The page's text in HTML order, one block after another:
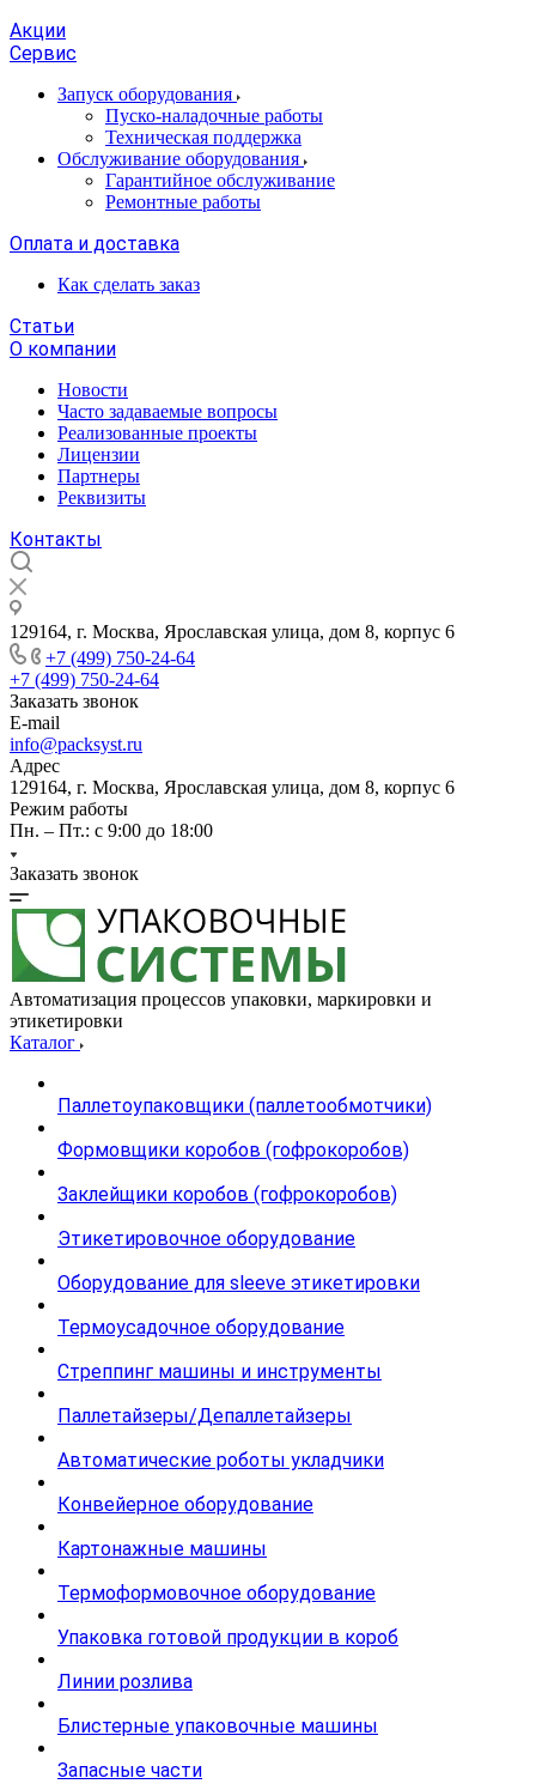
Акции
Сервис
Запуск оборудования
Пуско-наладочные работы
Техническая поддержка
Обслуживание оборудования
Гарантийное обслуживание
Ремонтные работы
Оплата и доставка
Как сделать заказ
Статьи
О компании
Новости
Часто задаваемые вопросы
Реализованные проекты
Лицензии
Партнеры
Реквизиты
Контакты
129164, г. Москва, Ярославская улица, дом 8, корпус 6
+7 (499) 750-24-64
+7 (499) 750-24-64
Заказать звонок
E-mail
info@packsyst.ru
Адрес
129164, г. Москва, Ярославская улица, дом 8, корпус 6
Режим работы
Пн. – Пт.: с 9:00 до 18:00
Заказать звонок
Автоматизация процессов упаковки, маркировки и
этикетировки
Каталог
Паллетоупаковщики (паллетообмотчики)
Формовщики коробов (гофрокоробов)
Заклейщики коробов (гофрокоробов)
Этикетировочное оборудование
Оборудование для sleeve этикетировки
Термоусадочное оборудование
Стреппинг машины и инструменты
Паллетайзеры/Депаллетайзеры
Автоматические роботы укладчики
Конвейерное оборудование
Картонажные машины
Термоформовочное оборудование
Упаковка готовой продукции в короб
Линии розлива
Блистерные упаковочные машины
Запасные части